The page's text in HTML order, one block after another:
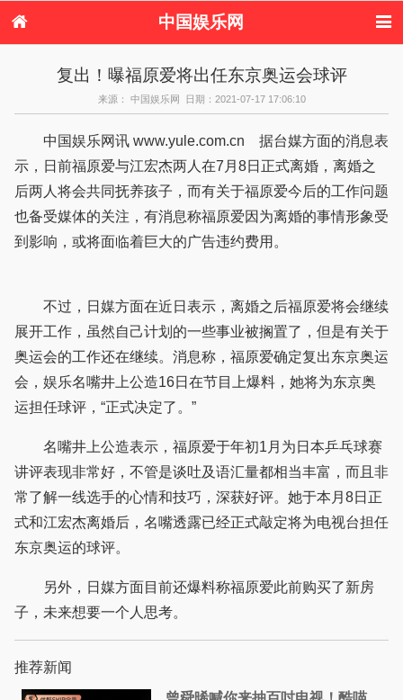
中国娱乐网
港台娱乐
日本娱乐 韩国娱乐
欧美娱乐
音乐新闻 影视新闻
内地明星八卦
港台明星八卦
复出！曝福原爱将出任东京奥运会球评
来源： 中国娱乐网 日期：2021-07-17 17:06:10
中国娱乐网讯 www.yule.com.cn 据台媒方面的消息表
示，日前福原爱与江宏杰两人在7月8日正式离婚，离婚之
后两人将会共同抚养孩子，而有关于福原爱今后的工作问题
也备受媒体的关注，有消息称福原爱因为离婚的事情形象受
到影响，或将面临着巨大的广告违约费用。
不过，日媒方面在近日表示，离婚之后福原爱将会继续
展开工作，虽然自己计划的一些事业被搁置了，但是有关于
奥运会的工作还在继续。消息称，福原爱确定复出东京奥运
会，娱乐名嘴井上公造16日在节目上爆料，她将为东京奥
运担任球评，“正式决定了。”
名嘴井上公造表示，福原爱于年初1月为日本乒乓球赛
讲评表现非常好，不管是谈吐及语汇量都相当丰富，而且非
常了解一线选手的心情和技巧，深获好评。她于本月8日正
式和江宏杰离婚后，名嘴透露已经正式敲定将为电视台担任
东京奥运的球评。
另外，日媒方面目前还爆料称福原爱此前购买了新房
子，未来想要一个人思考。
推荐新闻